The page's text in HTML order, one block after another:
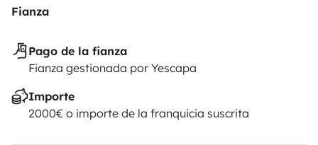
Fianza
Pago de la fianza
Fianza gestionada por Yescapa
Importe
2000€ o importe de la franquicia suscrita